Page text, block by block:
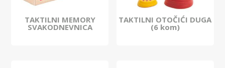
TAKTILNI MEMORY
SVAKODNEVNICA
TAKTILNI OTOČIĆI DUGA
(6 kom)